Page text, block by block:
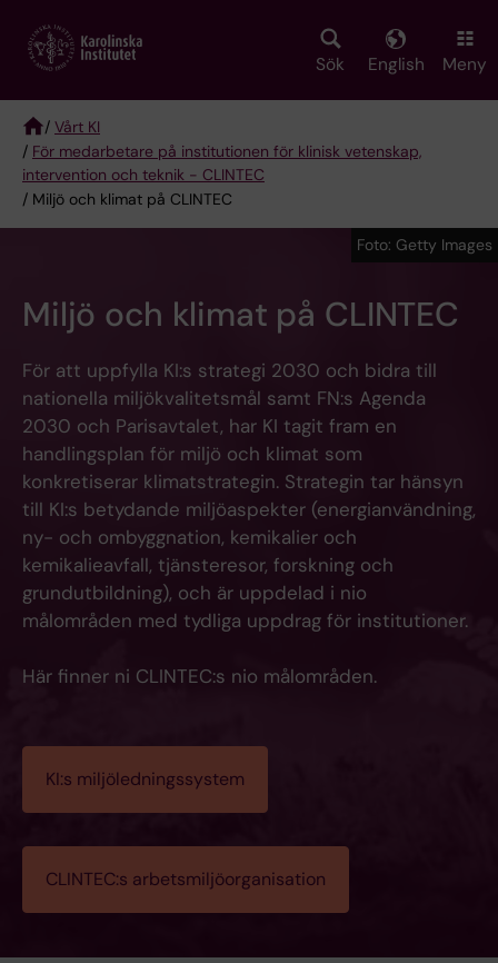
main
Sök English Meny
Breadcrumb
/ Vårt KI
/ För medarbetare på institutionen för klinisk vetenskap,
intervention och teknik - CLINTEC
/ Miljö och klimat på CLINTEC
Miljö och klimat på CLINTEC
För att uppfylla KI:s strategi 2030 och bidra till
nationella miljökvalitetsmål samt FN:s Agenda
2030 och Parisavtalet, har KI tagit fram en
handlingsplan för miljö och klimat som
konkretiserar klimatstrategin. Strategin tar hänsyn
till KI:s betydande miljöaspekter (energianvändning,
ny- och ombyggnation, kemikalier och
kemikalieavfall, tjänsteresor, forskning och
grundutbildning), och är uppdelad i nio
målområden med tydliga uppdrag för institutioner.
Här finner ni CLINTEC:s nio målområden.
KI:s miljöledningssystem
CLINTEC:s arbetsmiljöorganisation
Foto: Getty Images